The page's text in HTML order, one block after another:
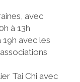
avec
à 13h
avec les
Tai Chi avec